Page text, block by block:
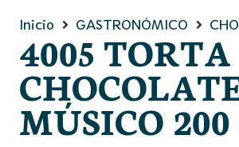
Inicio GASTRONÓMICO
4005 TORTA
MÚSICO 200